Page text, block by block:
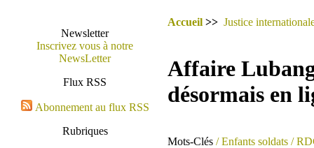
Newsletter
Inscrivez vous à notre
NewsLetter
Flux RSS
Abonnement au flux RSS
Rubriques
Accueil >> Justice
Affaire
désormais en
Mots-Clés / Enfants soldats /